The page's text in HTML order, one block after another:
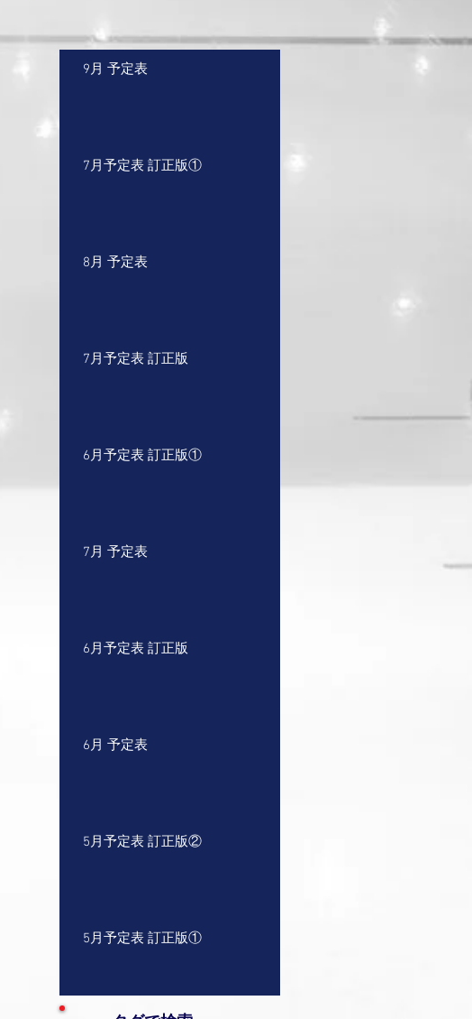
9月 予定表
7月予定表 訂正版①
8月 予定表
7月予定表 訂正版
6月予定表 訂正版①
7月 予定表
6月予定表 訂正版
6月 予定表
5月予定表 訂正版②
5月予定表 訂正版①